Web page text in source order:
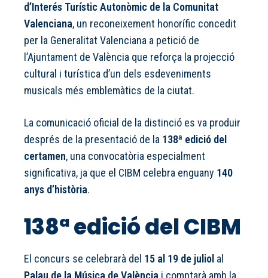
d’Interés Turístic Autonòmic de la Comunitat
Valenciana, un reconeixement honorífic concedit
per la Generalitat Valenciana a petició de
l’Ajuntament de València que reforça la projecció
cultural i turística d’un dels esdeveniments
musicals més emblemàtics de la ciutat.
La comunicació oficial de la distinció es va produir
després de la presentació de la 138ª edició del
certamen, una convocatòria especialment
significativa, ja que el CIBM celebra enguany 140
anys d’història.
138ª edició del CIBM
El concurs se celebrarà del 15 al 19 de juliol al
Palau de la Música de València i comptarà amb la